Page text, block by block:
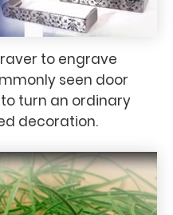
to engrave
seen door
turn an ordinary
decoration.